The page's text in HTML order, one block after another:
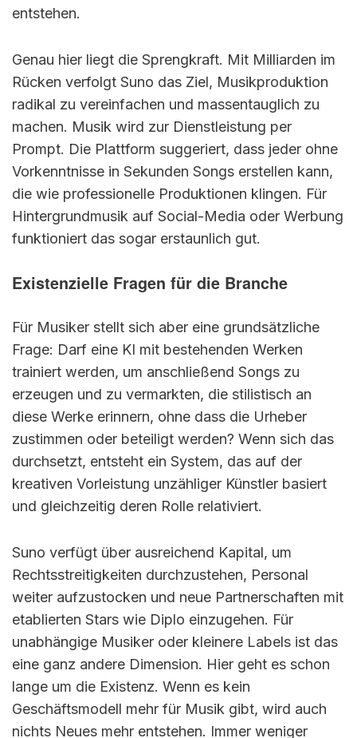
entstehen.
Genau hier liegt die Sprengkraft. Mit Milliarden im
Rücken verfolgt Suno das Ziel, Musikproduktion
radikal zu vereinfachen und massentauglich zu
machen. Musik wird zur Dienstleistung per
Prompt. Die Plattform suggeriert, dass jeder ohne
Vorkenntnisse in Sekunden Songs erstellen kann,
die wie professionelle Produktionen klingen. Für
Hintergrundmusik auf Social-Media oder Werbung
funktioniert das sogar erstaunlich gut.
Existenzielle Fragen für die Branche
Für Musiker stellt sich aber eine grundsätzliche
Frage: Darf eine KI mit bestehenden Werken
trainiert werden, um anschließend Songs zu
erzeugen und zu vermarkten, die stilistisch an
diese Werke erinnern, ohne dass die Urheber
zustimmen oder beteiligt werden? Wenn sich das
durchsetzt, entsteht ein System, das auf der
kreativen Vorleistung unzähliger Künstler basiert
und gleichzeitig deren Rolle relativiert.
Suno verfügt über ausreichend Kapital, um
Rechtsstreitigkeiten durchzustehen, Personal
weiter aufzustocken und neue Partnerschaften mit
etablierten Stars wie Diplo einzugehen. Für
unabhängige Musiker oder kleinere Labels ist das
eine ganz andere Dimension. Hier geht es schon
lange um die Existenz. Wenn es kein
Geschäftsmodell mehr für Musik gibt, wird auch
nichts Neues mehr entstehen. Immer weniger